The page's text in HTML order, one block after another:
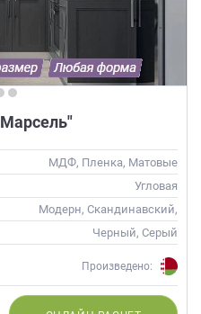
МДФ, Пленка, Матовые
Угловая
Модерн, Скандинавский,
Неоклассика, Современные
Черный, Серый
Произведено: